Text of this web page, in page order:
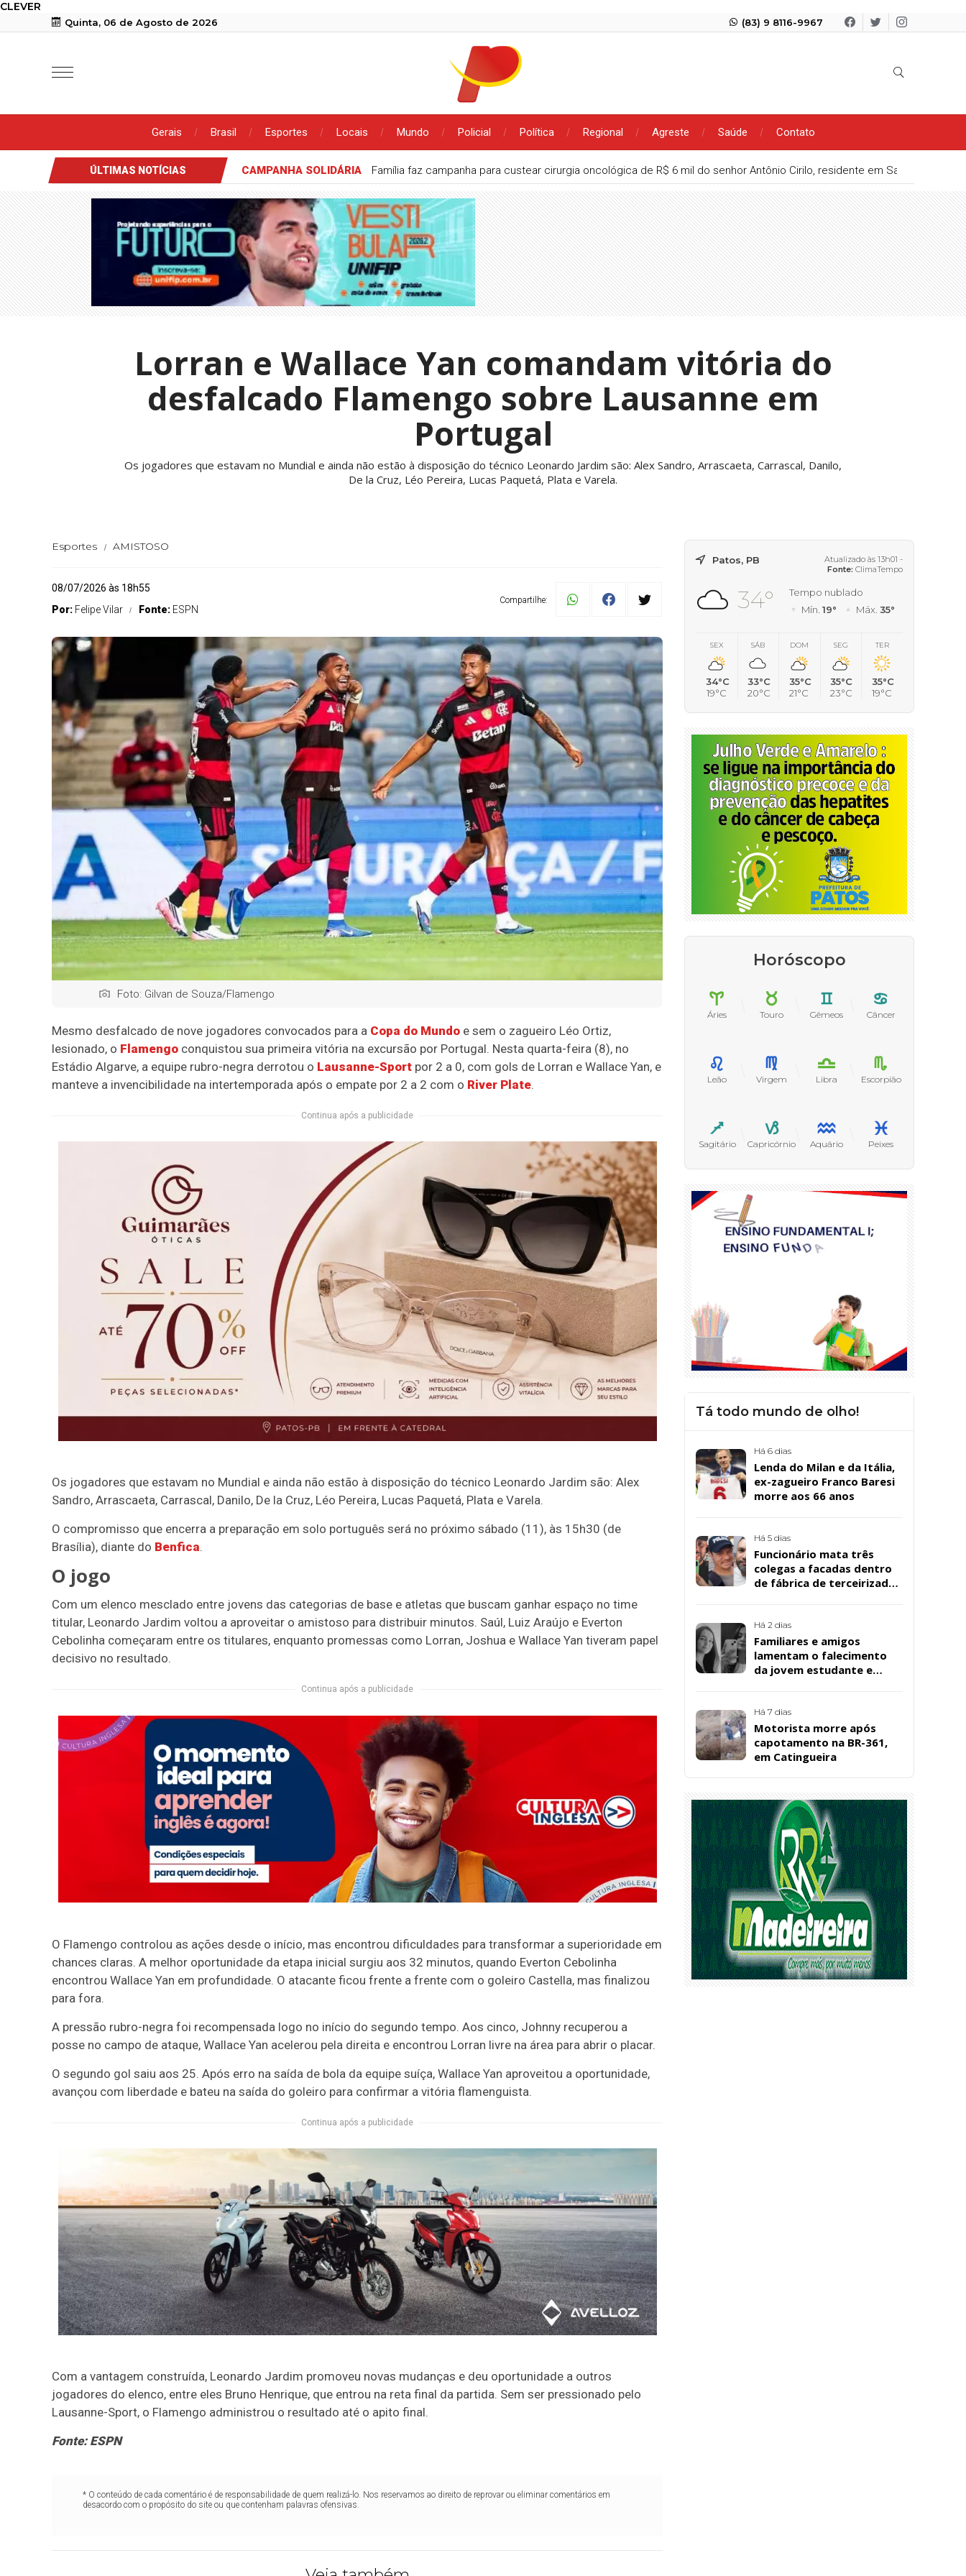
CLEVER
Quinta, 06 de Agosto de 2026 (83) 9 8116-9967
Gerais Brasil Esportes Locais Mundo Policial Política Regional Agreste Saúde Contato
ÚLTIMAS NOTÍCIAS CAMPANHA SOLIDÁRIA Família faz campanha para custear cirurgia oncológica de R$ 6 mil do senhor Antônio Cirilo, residente em Santa
Lorran e Wallace Yan comandam vitória do
desfalcado Flamengo sobre Lausanne em
Portugal
Os jogadores que estavam no Mundial e ainda não estão à disposição do técnico Leonardo Jardim são: Alex Sandro, Arrascaeta, Carrascal, Danilo,
De la Cruz, Léo Pereira, Lucas Paquetá, Plata e Varela.
Esportes AMISTOSO
08/07/2026 às 18h55
Por: Felipe Vilar Fonte: ESPN
Compartilhe:
Foto: Gilvan de Souza/Flamengo
Mesmo desfalcado de nove jogadores convocados para a Copa do Mundo e sem o zagueiro Léo Ortiz,
lesionado, o Flamengo conquistou sua primeira vitória na excursão por Portugal. Nesta quarta-feira (8), no
Estádio Algarve, a equipe rubro-negra derrotou o Lausanne-Sport por 2 a 0, com gols de Lorran e Wallace Yan, e
manteve a invencibilidade na intertemporada após o empate por 2 a 2 com o River Plate.
Continua após a publicidade
Os jogadores que estavam no Mundial e ainda não estão à disposição do técnico Leonardo Jardim são: Alex
Sandro, Arrascaeta, Carrascal, Danilo, De la Cruz, Léo Pereira, Lucas Paquetá, Plata e Varela.
O compromisso que encerra a preparação em solo português será no próximo sábado (11), às 15h30 (de
Brasília), diante do Benfica.
O jogo
Com um elenco mesclado entre jovens das categorias de base e atletas que buscam ganhar espaço no time
titular, Leonardo Jardim voltou a aproveitar o amistoso para distribuir minutos. Saúl, Luiz Araújo e Everton
Cebolinha começaram entre os titulares, enquanto promessas como Lorran, Joshua e Wallace Yan tiveram papel
decisivo no resultado.
Continua após a publicidade
O Flamengo controlou as ações desde o início, mas encontrou dificuldades para transformar a superioridade em
chances claras. A melhor oportunidade da etapa inicial surgiu aos 32 minutos, quando Everton Cebolinha
encontrou Wallace Yan em profundidade. O atacante ficou frente a frente com o goleiro Castella, mas finalizou
para fora.
A pressão rubro-negra foi recompensada logo no início do segundo tempo. Aos cinco, Johnny recuperou a
posse no campo de ataque, Wallace Yan acelerou pela direita e encontrou Lorran livre na área para abrir o placar.
O segundo gol saiu aos 25. Após erro na saída de bola da equipe suíça, Wallace Yan aproveitou a oportunidade,
avançou com liberdade e bateu na saída do goleiro para confirmar a vitória flamenguista.
Continua após a publicidade
Com a vantagem construída, Leonardo Jardim promoveu novas mudanças e deu oportunidade a outros
jogadores do elenco, entre eles Bruno Henrique, que entrou na reta final da partida. Sem ser pressionado pelo
Lausanne-Sport, o Flamengo administrou o resultado até o apito final.
Fonte: ESPN
* O conteúdo de cada comentário é de responsabilidade de quem realizá-lo. Nos reservamos ao direito de reprovar ou eliminar comentários em
desacordo com o propósito do site ou que contenham palavras ofensivas.
Patos, PB
Atualizado às 13h01 -
Fonte: ClimaTempo
34°
Tempo nublado
Mín. 19° Máx. 35°
SEX
34°C
19°C
SÁB
33°C
20°C
DOM
35°C
21°C
SEG
35°C
23°C
TER
35°C
19°C
Horóscopo
Áries Touro Gêmeos Câncer
Leão Virgem Libra Escorpião
Sagitário Capricórnio Aquário Peixes
Tá todo mundo de olho!
Há 6 dias
Lenda do Milan e da Itália,
ex-zagueiro Franco Baresi
morre aos 66 anos
Há 5 dias
Funcionário mata três
colegas a facadas dentro
de fábrica de terceirizada
Há 2 dias
Familiares e amigos
lamentam o falecimento
da jovem estudante e
Santos, em Patos
Há 7 dias
Motorista morre após
capotamento na BR-361,
em Catingueira